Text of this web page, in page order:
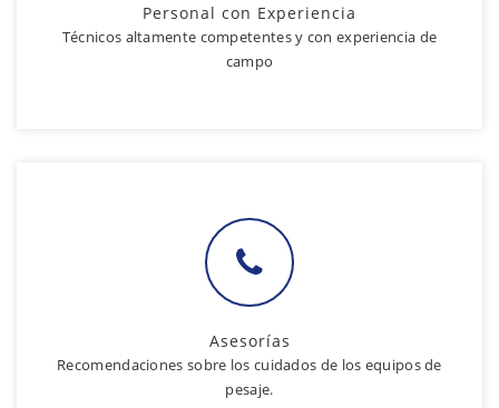
Personal con Experiencia
Técnicos altamente competentes y con experiencia de
campo
Asesorías
Recomendaciones sobre los cuidados de los equipos de
pesaje.